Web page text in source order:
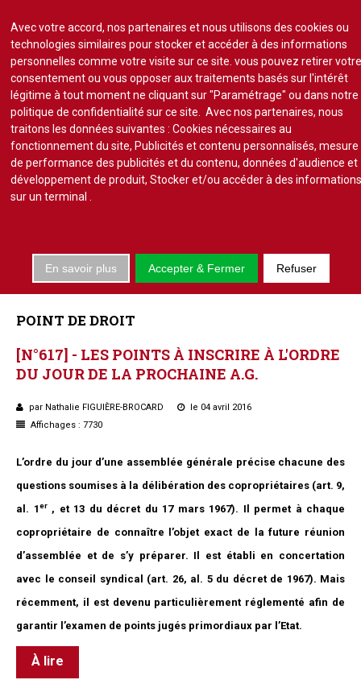
Lire un numéro
S'abonner
Se connecter
Actu.
Point de droit
Au Parlement
Gestion et maintenance
Jurisprudence
Questions/réponses
Études juridiques
Copro. en difficulté
Parole d'experts*
POINT DE DROIT
[N°617] - LES POINTS À INSCRIRE À L'ORDRE
DU JOURDE LA PROCHAINE A.G.
par Nathalie FIGUIÈRE-BROCARD
le 04 avril 2016
Affichages : 7730
L’ordre du jour d’une assemblée générale précise chacune des
questions soumises à la délibération des copropriétaires (art. 9,
al. 1er, et 13 du décret du 17 mars 1967). Il permet à chaque
copropriétaire de connaître l’objet exact de la future réunion
d’assemblée et de s’y préparer. Il est établi en concertation
avec le conseil syndical (art. 26, al. 5 du décret de 1967). Mais
récemment, il est devenu particulièrement réglementé afin de
garantir l’examen de points jugés primordiaux par l’Etat.
À lire
Avec votre accord, nos partenaires et nous utilisons des cookies ou
technologies similaires pour stocker et accéder à des informations
personnelles comme votre visite sur ce site. vous pouvez retirer
consentement ou vous opposer aux traitements basés sur l'intérêt
légitime à tout moment ne cliquant sur "Paramétrage" ou dans notre
politique de confidentialité sur ce site. Avec nos partenaires, nous
traitons les données suivantes : Cookies nécessaires au
fonctionnement du site, Publicités et contenu personnalisés, mesure
de performance des publicités et du contenu, données d'audience et
développement de produit, Stocker et/ou accéder à des
sur un terminal
En savoir plus Accepter & Fermer Refuser